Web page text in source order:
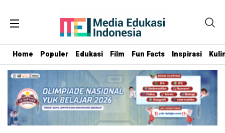
Home Populer Edukasi Film Fun Facts Inspirasi